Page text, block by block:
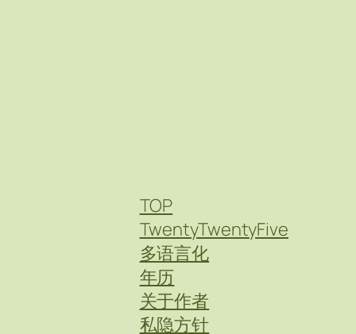
TOP
TwentyTwentyFive
多语言化
年历
关于作者
私隐方针